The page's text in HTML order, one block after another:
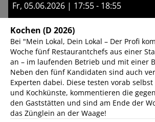
Fr, 05.06.2026 | 17:55 - 18:55
Kochen (D 2026)
Bei "Mein Lokal, Dein Lokal – Der Profi
Woche fünf Restaurantchefs aus einer
an – im laufenden Betrieb und mit einer
Neben den fünf Kandidaten sind auch
Experten dabei. Diese testen vorab
und Kochkünste, kommentieren die
den Gaststätten und sind am Ende der
das Zünglein an der Waage!